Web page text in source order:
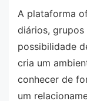
A plataforma
diários,
possibilidade
cria um
conhecer de
um